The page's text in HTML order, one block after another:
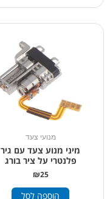
מנועי צעד
מיני מנוע צעד עם גיר
פלנטרי על ציר בורג
₪25
הוספה לסל